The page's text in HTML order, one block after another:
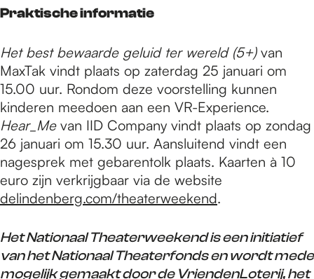
Praktische informatie
Het best bewaarde geluid ter wereld (5+) van
MaxTak vindt plaats op zaterdag 25 januari om
15.00 uur. Rondom deze voorstelling kunnen
kinderen meedoen aan een VR-Experience.
Hear_Mevan IID Company vindt plaats op zondag
26 januari om 15.30 uur. Aansluitend vindt een
nagesprek met gebarentolk plaats. Kaarten à 10
euro zijn verkrijgbaar via de website
delindenberg.com/theaterweekend.
Het Nationaal Theaterweekend is een initiatief
van het Nationaal Theaterfonds en wordt mede
mogelijk gemaakt door de VriendenLoterij, het